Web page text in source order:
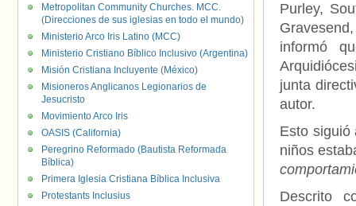
Purley,
informó
junta
autor.
Esto siguió
niños
Descrito
Metropolitan Community Churches. MCC.
(Direcciones de sus iglesias en todo el mundo)
Ministerio Arco Iris Latino (MCC)
Ministerio Cristiano Bíblico Inclusivo (Argentina)
Misión Cristiana Incluyente (México)
Misioneros Anglicanos Legionarios de
Jesucristo
Movimiento Arco Iris
OASIS (California)
Peregrino Reformado (Bautista Reformada
Bíblica)
Primera Iglesia Cristiana Bíblica Inclusiva
Protestants Inclusius